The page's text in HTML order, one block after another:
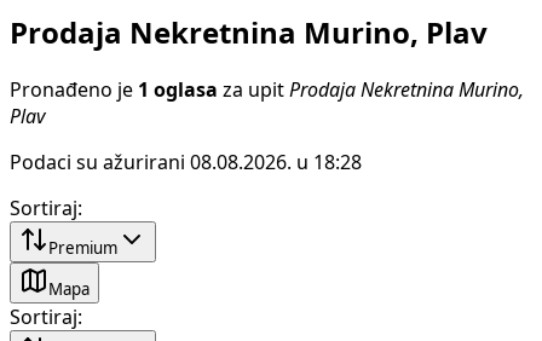
Prodaja Nekretnina Murino, Plav
Pronađeno je 1 oglasa za upit Prodaja Nekretnina Murino,
Plav
Podaci su ažurirani 08.08.2026. u 18:28
Sortiraj:
Premium
Mapa
Sortiraj: